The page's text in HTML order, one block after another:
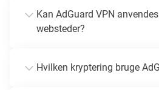
Kan AdGuard VPN
websteder?
Hvilken kryptering bruge